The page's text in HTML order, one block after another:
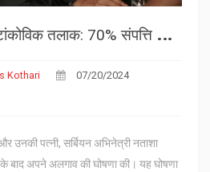
ह
ार्दिक पंड्या-नताशा स्टांकोविक तलाक: 70% संपत्ति की मांग सहित अफवाहों का क्या है सच?
Kothari
07/20/2024
उनकी पत्नी, सर्बियन अभिनेत्री नताशा
बाद अपने अलगाव की घोषणा की। यह घोषणा